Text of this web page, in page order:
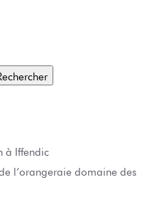
à Iffendic
l’orangeraie domaine des